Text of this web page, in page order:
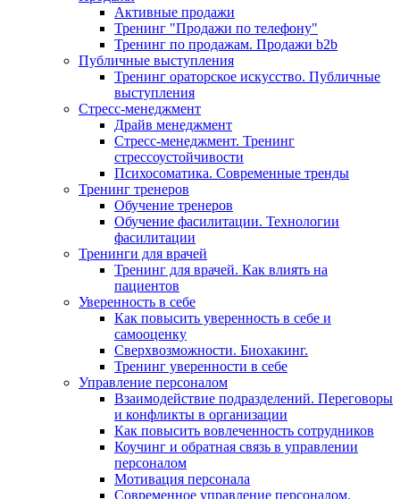
Активные продажи
Тренинг "Продажи по телефону"
Тренинг по продажам. Продажи b2b
Публичные выступления
Тренинг ораторское искусство. Публичные
выступления
Стресс-менеджмент
Драйв менеджмент
Стресс-менеджмент. Тренинг
стрессоустойчивости
Психосоматика. Современные тренды
Тренинг тренеров
Обучение тренеров
Обучение фасилитации. Технологии
фасилитации
Тренинги для врачей
Тренинг для врачей. Как влиять на
пациентов
Уверенность в себе
Как повысить уверенность в себе и
самооценку
Сверхвозможности. Биохакинг.
Тренинг уверенности в себе
Управление персоналом
Взаимодействие подразделений. Переговоры
и конфликты в организации
Как повысить вовлеченность сотрудников
Коучинг и обратная связь в управлении
персоналом
Мотивация персонала
Современное управление персоналом.